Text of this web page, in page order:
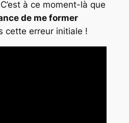
à ce moment-là que
de me former
cette erreur initiale !